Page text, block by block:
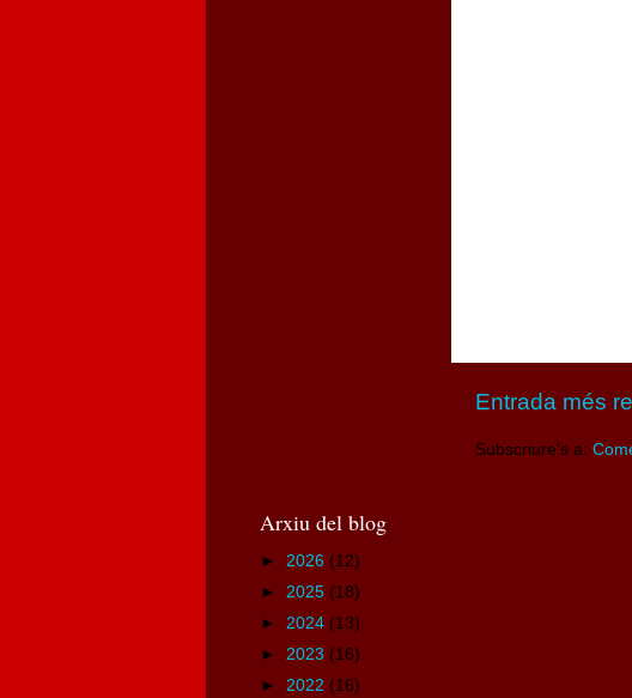
Entrada més
Subscriure's a:
Arxiu del blog
► 2026 (12)
► 2025 (18)
► 2024 (13)
► 2023 (16)
► 2022 (16)